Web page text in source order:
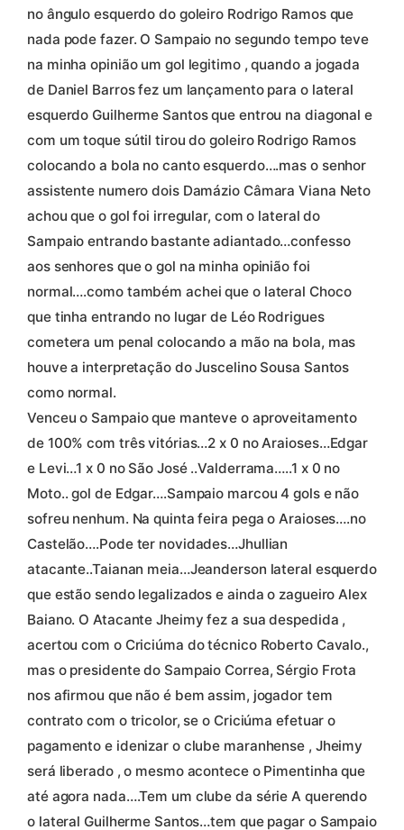
no ângulo esquerdo do goleiro Rodrigo Ramos que
nada pode fazer. O Sampaio no segundo tempo teve
na minha opinião um gol legitimo , quando a jogada
de Daniel Barros fez um lançamento para o lateral
esquerdo Guilherme Santos que entrou na diagonal e
com um toque sútil tirou do goleiro Rodrigo Ramos
colocando a bola no canto esquerdo….mas o senhor
assistente numero dois Damázio Câmara Viana Neto
achou que o gol foi irregular, com o lateral do
Sampaio entrando bastante adiantado…confesso
aos senhores que o gol na minha opinião foi
normal….como também achei que o lateral Choco
que tinha entrando no lugar de Léo Rodrigues
cometera um penal colocando a mão na bola, mas
houve a interpretação do Juscelino Sousa Santos
como normal.
Venceu o Sampaio que manteve o aproveitamento
de 100% com três vitórias…2 x 0 no Araioses…Edgar
e Levi…1 x 0 no São José ..Valderrama…..1 x 0 no
Moto.. gol de Edgar….Sampaio marcou 4 gols e não
sofreu nenhum. Na quinta feira pega o Araioses….no
Castelão….Pode ter novidades…Jhullian
atacante..Taianan meia…Jeanderson lateral esquerdo
que estão sendo legalizados e ainda o zagueiro Alex
Baiano. O Atacante Jheimy fez a sua despedida ,
acertou com o Criciúma do técnico Roberto Cavalo.,
mas o presidente do Sampaio Correa, Sérgio Frota
nos afirmou que não é bem assim, jogador tem
contrato com o tricolor, se o Criciúma efetuar o
pagamento e idenizar o clube maranhense , Jheimy
será liberado , o mesmo acontece o Pimentinha que
até agora nada….Tem um clube da série A querendo
o lateral Guilherme Santos…tem que pagar o Sampaio